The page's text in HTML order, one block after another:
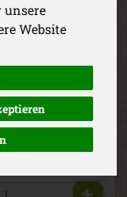
unsere
Website
900g -
6,30 € / 900g
(6,99 € / 1 kg)
inkl. 7% MwSt.